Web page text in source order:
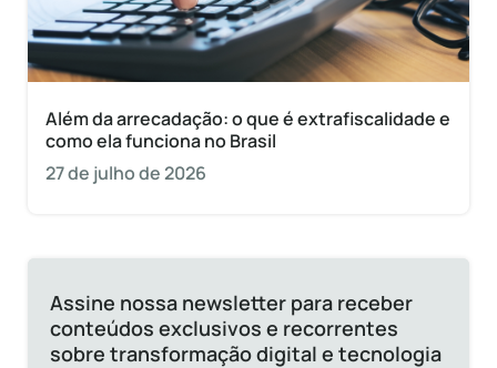
Além da arrecadação: o que é extrafiscalidade e
como ela funciona no Brasil
27 de julho de 2026
Assine nossa newsletter para receber
conteúdos exclusivos e recorrentes
sobre transformação digital e tecnologia